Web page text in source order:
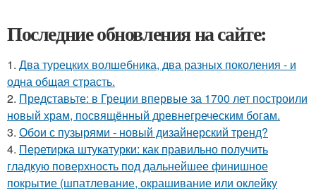
Последние обновления на сайте:
1. Два турецких волшебника, два разных поколения - и
одна общая страсть.
2. Представьте: в Греции впервые за 1700 лет построили
новый храм, посвящённый древнегреческим богам.
3. Обои с пузырями - новый дизайнерский тренд?
4. Перетирка штукатурки: как правильно получить
гладкую поверхность под дальнейшее финишное
покрытие (шпатлевание, окрашивание или оклейку